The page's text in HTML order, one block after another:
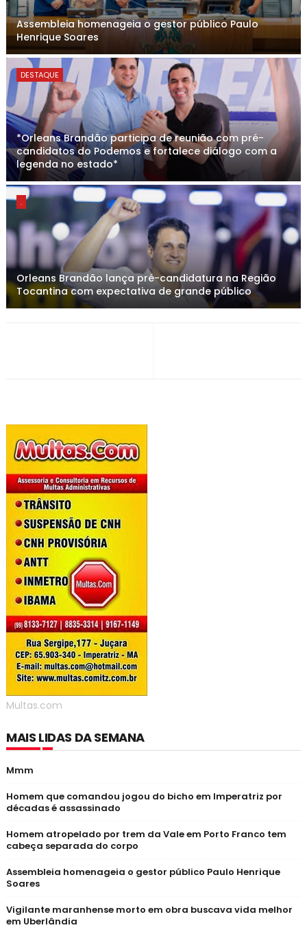
Assembleia homenageia o gestor público Paulo
Henrique Soares
DESTAQUE
*Orleans Brandão participa de reunião com pré-
candidatos do Podemos e fortalece diálogo com a
legenda no estado*
.
Orleans Brandão lança pré-candidatura na Região
Tocantina com expectativa de grande público
Multas.com
MAIS LIDAS DA SEMANA
Mmm
Homem que comandou jogou do bicho em Imperatriz por
décadas é assassinado
Homem atropelado por trem da Vale em Porto Franco tem
cabeça separada do corpo
Assembleia homenageia o gestor público Paulo Henrique
Soares
Vigilante maranhense morto em obra buscava vida melhor
em Uberlândia